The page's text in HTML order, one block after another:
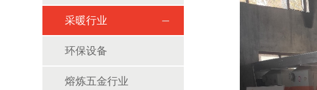
采暖行业
环保设备
熔炼五金行业